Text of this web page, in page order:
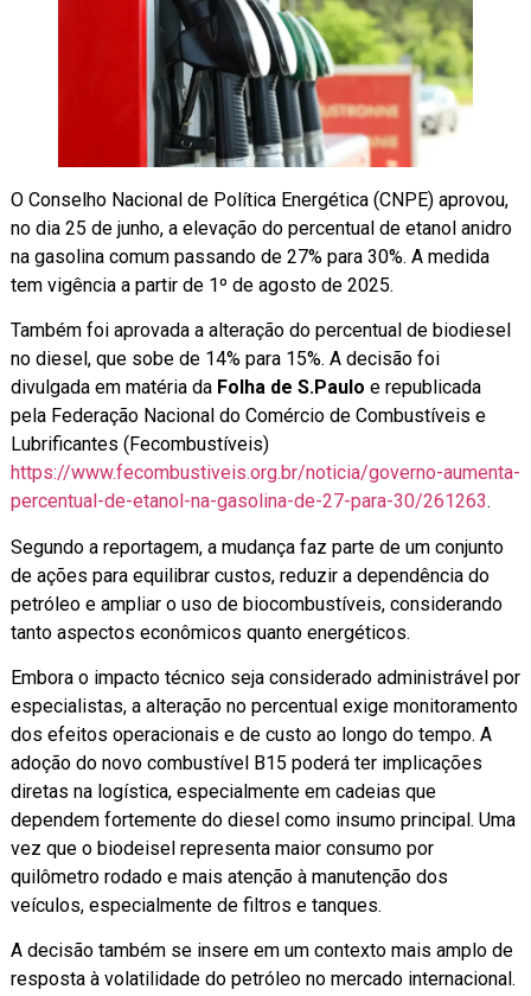
O Conselho Nacional de Política Energética (CNPE) aprovou,
no dia 25 de junho, a elevação do percentual de etanol anidro
na gasolina comum passando de 27% para 30%. A medida
tem vigência a partir de 1º de agosto de 2025.
Também foi aprovada a alteração do percentual de biodiesel
no diesel, que sobe de 14% para 15%. A decisão foi
divulgada em matéria da Folha de S.Paulo e republicada
pela Federação Nacional do Comércio de Combustíveis e
Lubrificantes (Fecombustíveis)
https://www.fecombustiveis.org.br/noticia/governo-aumenta-
percentual-de-etanol-na-gasolina-de-27-para-30/261263.
Segundo a reportagem, a mudança faz parte de um conjunto
de ações para equilibrar custos, reduzir a dependência do
petróleo e ampliar o uso de biocombustíveis, considerando
tanto aspectos econômicos quanto energéticos.
Embora o impacto técnico seja considerado administrável por
especialistas, a alteração no percentual exige monitoramento
dos efeitos operacionais e de custo ao longo do tempo. A
adoção do novo combustível B15 poderá ter implicações
diretas na logística, especialmente em cadeias que
dependem fortemente do diesel como insumo principal. Uma
vez que o biodeisel representa maior consumo por
quilômetro rodado e mais atenção à manutenção dos
veículos, especialmente de filtros e tanques.
A decisão também se insere em um contexto mais amplo de
resposta à volatilidade do petróleo no mercado internacional.